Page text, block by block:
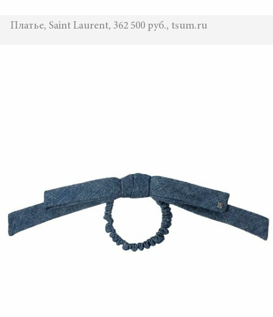
Платье, Saint Laurent, 362 500 руб., tsum.ru